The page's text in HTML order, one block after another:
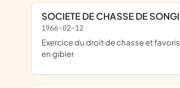
SOCIETE DE CHASSE DE
1966-02-12
exercice du droit de chasse et favoriser le repeuplement
en gibier